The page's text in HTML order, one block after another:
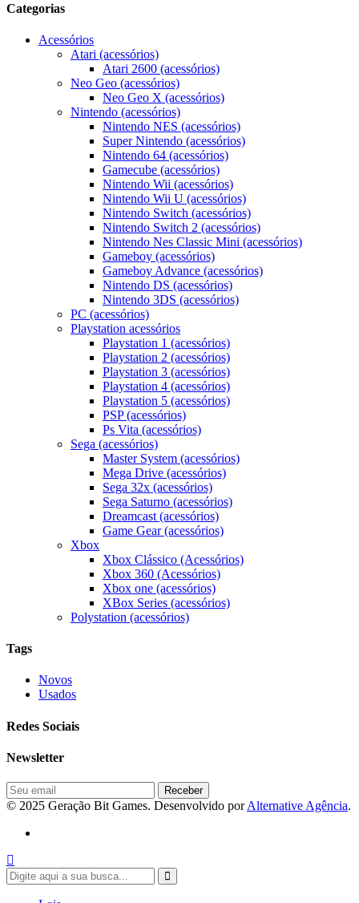
Categorias
Acessórios
Atari (acessórios)
Atari 2600 (acessórios)
Neo Geo (acessórios)
Neo Geo X (acessórios)
Nintendo (acessórios)
Nintendo NES (acessórios)
Super Nintendo (acessórios)
Nintendo 64 (acessórios)
Gamecube (acessórios)
Nintendo Wii (acessórios)
Nintendo Wii U (acessórios)
Nintendo Switch (acessórios)
Nintendo Switch 2 (acessórios)
Nintendo Nes Classic Mini (acessórios)
Gameboy (acessórios)
Gameboy Advance (acessórios)
Nintendo DS (acessórios)
Nintendo 3DS (acessórios)
PC (acessórios)
Playstation acessórios
Playstation 1 (acessórios)
Playstation 2 (acessórios)
Playstation 3 (acessórios)
Playstation 4 (acessórios)
Playstation 5 (acessórios)
PSP (acessórios)
Ps Vita (acessórios)
Sega (acessórios)
Master System (acessórios)
Mega Drive (acessórios)
Sega 32x (acessórios)
Sega Saturno (acessórios)
Dreamcast (acessórios)
Game Gear (acessórios)
Xbox
Xbox Clássico (Acessórios)
Xbox 360 (Acessórios)
Xbox one (acessórios)
XBox Series (acessórios)
Polystation (acessórios)
Tags
Novos
Usados
Redes Sociais
Newsletter
© 2025 Geração Bit Games. Desenvolvido porAlternative Agência.